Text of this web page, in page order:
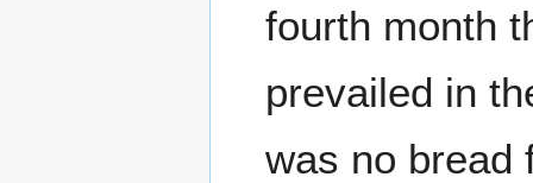
fourth month
prevailed in
was no bread